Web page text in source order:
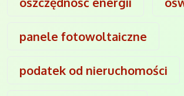
panele fotowoltaiczne
podatek od nieruchomości